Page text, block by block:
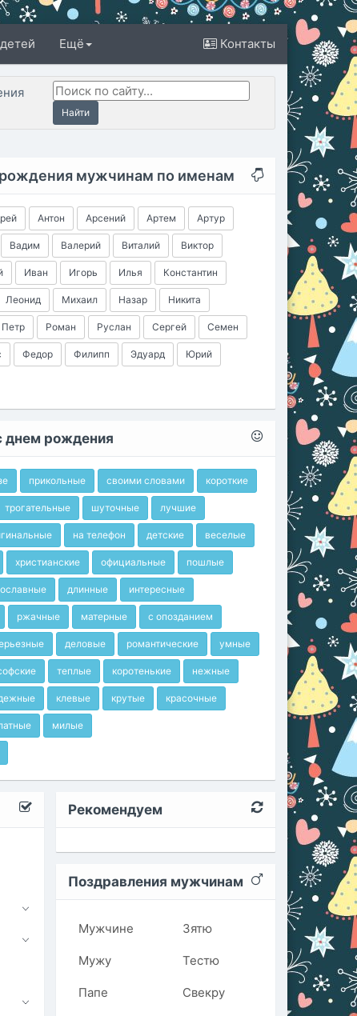
Ещё Контакты
Найти
мужчинам по именам
Антон Арсений Артем Артур
Вадим Валерий Виталий Виктор
Иван Игорь Илья Константин
Леонид Михаил Назар Никита
Петр Роман Руслан Сергей Семен
Федор Филипп Эдуард Юрий
днем рождения
прикольные своими словами короткие
трогательные шуточные лучшие
на телефон детские веселые
христианские официальные пошлые
длинные интересные
ржачные матерные с опозданием
деловые романтические умные
теплые коротенькие нежные
клевые крутые красочные
милые
Рекомендуем
Поздравления мужчинам
Мужчине
Мужу
Папе
Зятю
Тестю
Свекру